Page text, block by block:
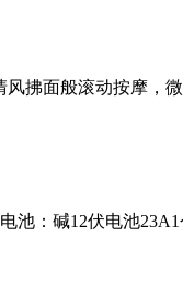
拂面般滚动按摩，
：碱12伏电池23A1